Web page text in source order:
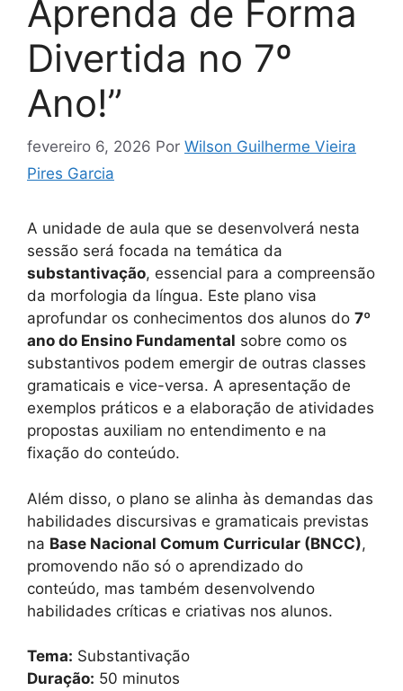
Aprenda de Forma
Divertida no 7º
Ano!”
fevereiro 6, 2026 Por Wilson Guilherme Vieira
Pires Garcia
A unidade de aula que se desenvolverá nesta
sessão será focada na temática da
substantivação, essencial para a compreensão
da morfologia da língua. Este plano visa
aprofundar os conhecimentos dos alunos do 7º
ano do Ensino Fundamental sobre como os
substantivos podem emergir de outras classes
gramaticais e vice-versa. A apresentação de
exemplos práticos e a elaboração de atividades
propostas auxiliam no entendimento e na
fixação do conteúdo.
Além disso, o plano se alinha às demandas das
habilidades discursivas e gramaticais previstas
na Base Nacional Comum Curricular (BNCC),
promovendo não só o aprendizado do
conteúdo, mas também desenvolvendo
habilidades críticas e criativas nos alunos.
Tema: Substantivação
Duração: 50 minutos